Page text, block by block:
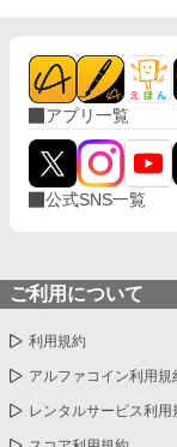
アプリ一覧
公式SNS一覧
ご利用について
利用規約
アルファコイン利用規
レンタルサービス利用